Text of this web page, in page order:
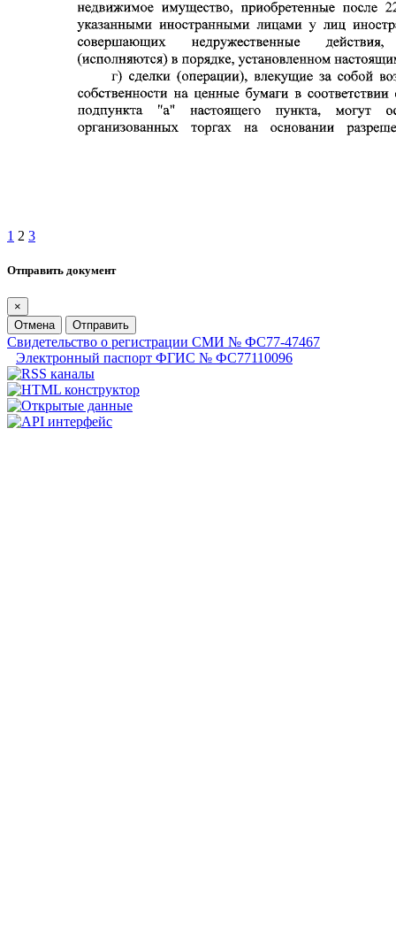
1 2 3
Отправить документ
×
Отмена
Отправить
Свидетельство о регистрации СМИ № ФС77-47467
Электронный паспорт ФГИС № ФС77110096